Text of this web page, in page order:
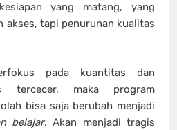
yang matang, yang
akses, tapi penurunan kualitas
pada kuantitas dan
tercecer, maka program
bisa saja berubah menjadi
belajar. Akan menjadi tragis